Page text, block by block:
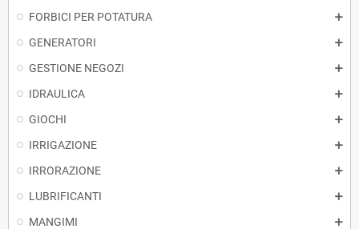
FORBICI PER POTATURA
GENERATORI
GESTIONE NEGOZI
IDRAULICA
GIOCHI
IRRIGAZIONE
IRRORAZIONE
LUBRIFICANTI
MANGIMI